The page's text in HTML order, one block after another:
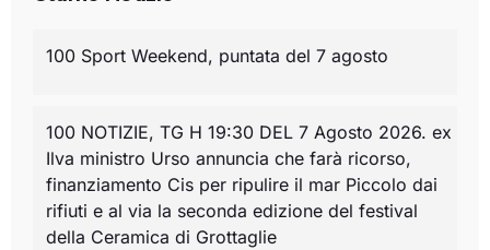
100 Sport Weekend, puntata del 7 agosto
100 NOTIZIE, TG H 19:30 DEL 7 Agosto 2026. ex
Ilva ministro Urso annuncia che farà ricorso,
finanziamento Cis per ripulire il mar Piccolo dai
rifiuti e al via la seconda edizione del festival
della Ceramica di Grottaglie